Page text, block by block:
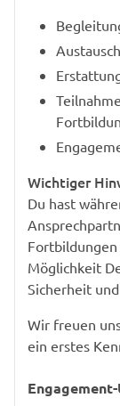
Wichtiger
Du hast
Möglichkeit
Sicherheit
Wir freuen
ein erstes